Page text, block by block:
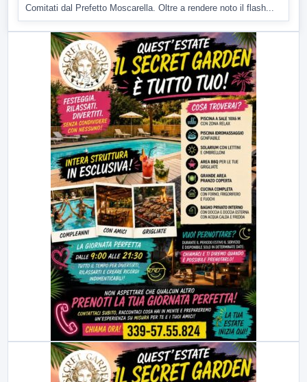
Comitati dal Prefetto Moscarella. Oltre a rendere noto il flash...